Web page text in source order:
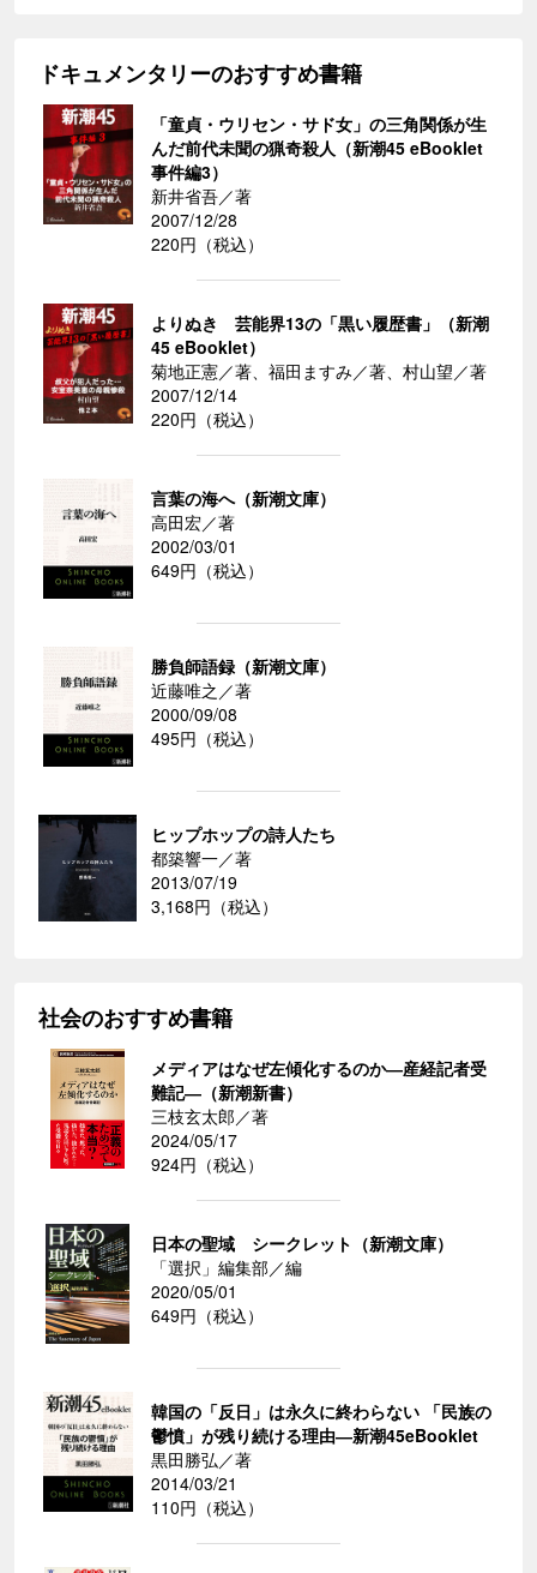
ドキュメンタリーのおすすめ書籍
「童貞・ウリセン・サド女」の三角関係が生
んだ前代未聞の猟奇殺人（新潮45 eBooklet
事件編3）
新井省吾／著
2007/12/28
220円（税込）
よりぬき 芸能界13の「黒い履歴書」（新潮
45 eBooklet）
菊地正憲／著、福田ますみ／著、村山望／著
2007/12/14
220円（税込）
言葉の海へ（新潮文庫）
高田宏／著
2002/03/01
649円（税込）
勝負師語録（新潮文庫）
近藤唯之／著
2000/09/08
495円（税込）
ヒップホップの詩人たち
都築響一／著
2013/07/19
3,168円（税込）
社会のおすすめ書籍
メディアはなぜ左傾化するのか―産経記者受
難記―（新潮新書）
三枝玄太郎／著
2024/05/17
924円（税込）
日本の聖域 シークレット（新潮文庫）
「選択」編集部／編
2020/05/01
649円（税込）
韓国の「反日」は永久に終わらない 「民族の
鬱憤」が残り続ける理由―新潮45eBooklet
黒田勝弘／著
2014/03/21
110円（税込）